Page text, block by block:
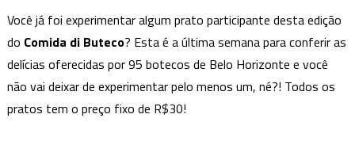
semana
de
Comida
di
Buteco
Você já foi experimentar algum prato participante desta edição
do Comida di Buteco? Esta é a última semana para conferir as
delícias oferecidas por 95 botecos de Belo Horizonte e você
não vai deixar de experimentar pelo menos um, né?! Todos os
pratos tem o preço fixo de R$30!